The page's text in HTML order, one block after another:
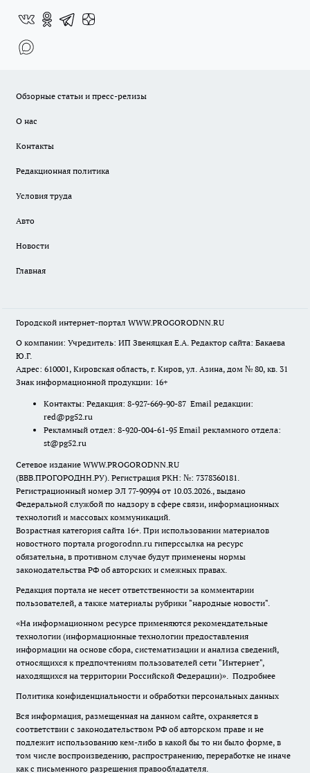
Обзорные статьи и пресс-релизы
О нас
Контакты
Редакционная политика
Условия труда
Авто
Новости
Главная
Городской интернет-портал WWW.PROGORODNN.RU
О компании: Учредитель: ИП Звеняцкая Е.А. Редактор сайта: Бакаева
Ю.Г.
Адрес: 610001, Кировская область, г. Киров, ул. Азина, дом № 80, кв. 31
Знак информационной продукции: 16+
Контакты: Редакция: 8-927-669-90-87 Email редакции:
red@pg52.ru
Рекламный отдел: 8-920-004-61-95 Email рекламного отдела:
st@pg52.ru
Сетевое издание WWW.PROGORODNN.RU
(ВВВ.ПРОГОРОДНН.РУ). Регистрация РКН: №: 7378360181.
Регистрационный номер ЭЛ 77-90994 от 10.03.2026., выдано
Федеральной службой по надзору в сфере связи, информационных
технологий и массовых коммуникаций.
Возрастная категория сайта 16+. При использовании материалов
новостного портала progorodnn.ru гиперссылка на ресурс
обязательна, в противном случае будут применены нормы
законодательства РФ об авторских и смежных правах.
Редакция портала не несет ответственности за комментарии
пользователей, а также материалы рубрики "народные новости".
«На информационном ресурсе применяются рекомендательные
технологии (информационные технологии предоставления
информации на основе сбора, систематизации и анализа сведений,
относящихся к предпочтениям пользователей сети "Интернет",
находящихся на территории Российской Федерации)». Подробнее
Политика конфиденциальности и обработки персональных данных
Вся информация, размещенная на данном сайте, охраняется в
соответствии с законодательством РФ об авторском праве и не
подлежит использованию кем-либо в какой бы то ни было форме, в
том числе воспроизведению, распространению, переработке не иначе
как с письменного разрешения правообладателя.